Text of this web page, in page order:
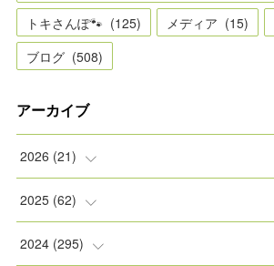
トキさんぽ🐾 (125) メディア (15)
ブログ (508)
アーカイブ
2026 (21)
(2)
(2)
2025 (62)
(8)
2024 (295)